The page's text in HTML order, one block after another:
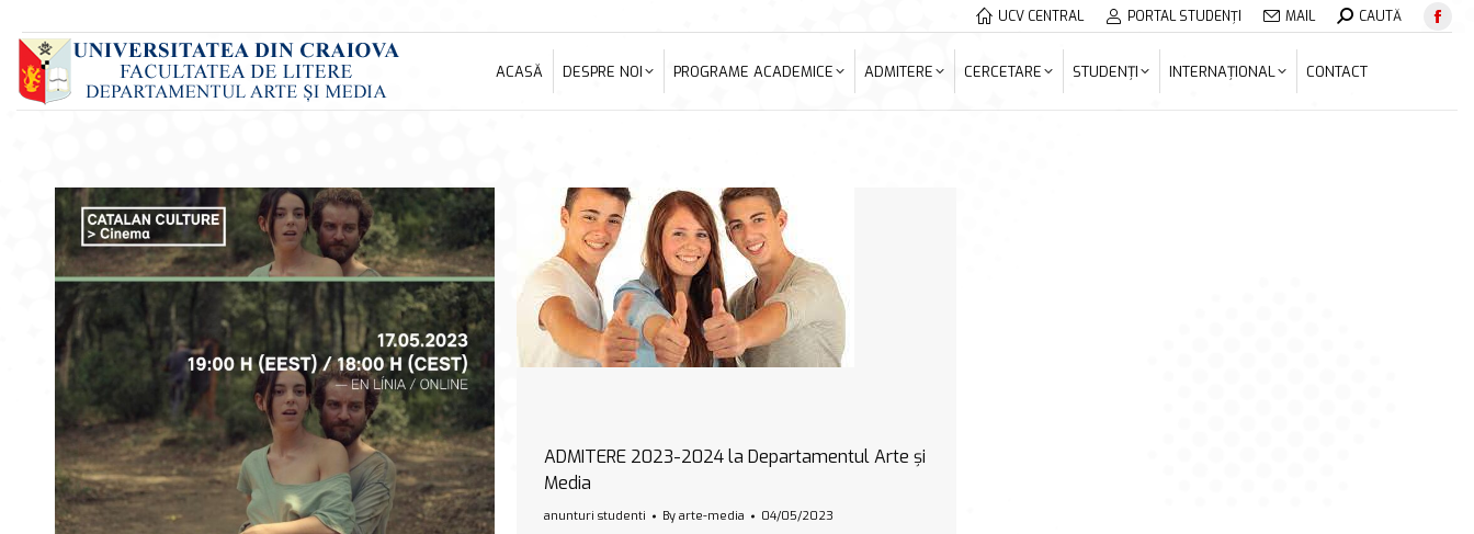
UCV CENTRAL PORTAL STUDENȚI MAIL Search:CAUTĂ
ACASĂ DESPRE NOI PROGRAME ACADEMICE ADMITERE CERCETARE STUDENȚI INTERNAȚIONAL CONTACT
ADMITERE 2023-2024 la Departamentul Arte și
Media
anunturi studenti By arte-media 04/05/2023
ACASĂ DESPRE NOI PROGRAME ACADEMICE ADMITERE CERCETARE STUDENȚI INTERNAȚIONAL CONTACT